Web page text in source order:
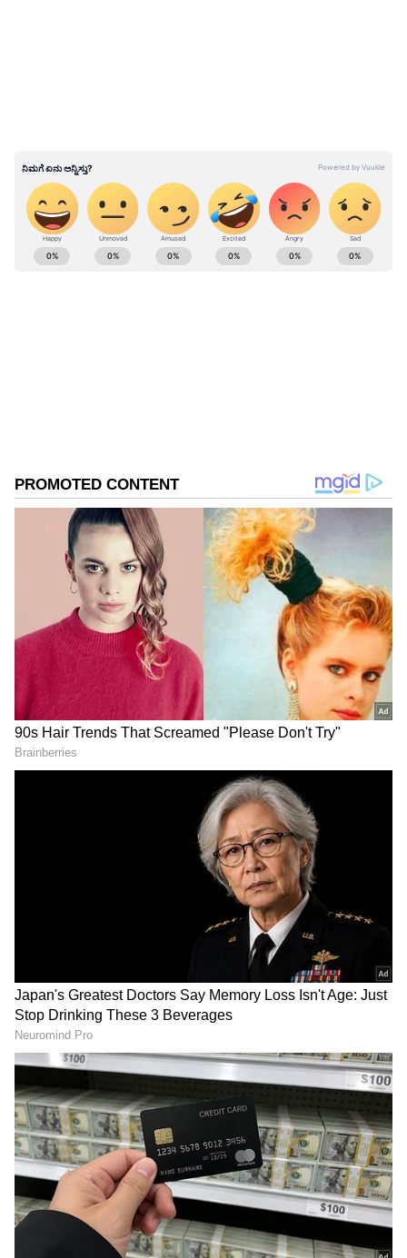
ಸಾರಿಗೆ ಬಸ್ಸಿನ ಹಿಂಬದಿ ಸೀಟಿನಲ್ಲಿ ಜೋಡಿಯ ಕಿಸ್ಸಿಂಗ್-
ರೋಮ್ಯಾನ್ಸ್, ವಿಡಿಯೋ ಲೀಕ್!
ಇತ್ತ ಮಕ್ಕಳು, ಮಹಿಳೆಯರು ಸೇರಿದಂತೆ ಸಹ ಪ್ರಯಾಣಿಕರಿಗೆ
ಮುಜುಗರವಾಗಿದೆ. ಈ ಕುರಿತು ಟಿಕೆಟ್ ಪರಿಶೀಲಕರಿಗೆ ಮಾಹಿತಿ
ನೀಡಿದ್ದಾರೆ. ಟಿಕೆಟ್ ಚೆಕ್ಕರ್ ಆಗಮಿಸಿ ಜೋಡಿಗೆ ವಾರ್ನಿಂಗ್
ನೀಡಿದರೂ ಕ್ಯಾರೆ ಎಂದಿಲ್ಲ. ಇವರ ರೋಮ್ಯಾನ್ಸ್
ಮುಂದುವರಿದಿದೆ. ತಬ್ಬಿ ಮುದ್ದಾಡಿದ ಈ ಜೋಡಿಯ
ರೋಮ್ಯಾನ್ಸ್ ಇದೀಗ ಸಾಮಾಜಿಕ ಮಾಧ್ಯಮದಿಂದ ವೈರಲ್
ಆಗಿದೆ.
ABOUT THE AUTHOR
DOWNLOAD APP
India News) ಮತ್ತು ಜಗತ್ತಿನ
Kannada News)
ಅಪ್ಡೇಟ್‌ಗಳಿಗಾಗಿ ಏಷ್ಯಾನೆಟ್ ಸುವರ್ಣ ನ್ಯೂಸ್‌ ಫಾಲೋ
Latest Kannada News
ವಿಶೇಷ ವರದಿಗಳು ಮತ್ತು ನೇರ ಪ್ರಸಾರಗಳೊಂದಿಗೆ
) ಸಂಪೂರ್ಣ ಮಾಹಿತಿ ಒಂದೇ
ಕ್ಲಿಕ್‌ನಲ್ಲಿ ಲಭ್ಯ. ಏಷ್ಯಾನೆಟ್ ಸುವರ್ಣ ನ್ಯೂಸ್ ಅಧಿಕೃತ
ಆ್ಯಪ್ ಡೌನ್‌ಲೋಡ್ ಮಾಡಿ ಹಾಗು ಎಲ್ಲಾ ಅಪ್‌ಡೇಟ್
ಗಳನ್ನು ಪಡೆಯಿರಿ